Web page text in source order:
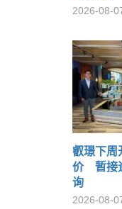
2026-08-
叡璟下周
价 暂接
询
2026-08-